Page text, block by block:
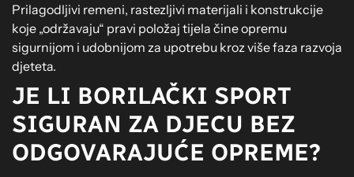
Prilagodljivi remeni, rastezljivi materijali i konstrukcije
koje „održavaju“ pravi položaj tijela čine opremu
sigurnijom i udobnijom za upotrebu kroz više faza razvoja
djeteta.
JE LI BORILAČKI SPORT
SIGURAN ZA DJECU BEZ
ODGOVARAJUĆE OPREME?